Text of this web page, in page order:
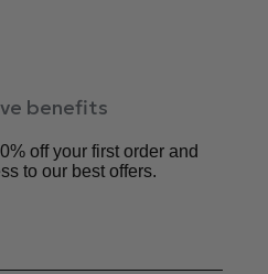
benefits
off your first order and
to our best offers.